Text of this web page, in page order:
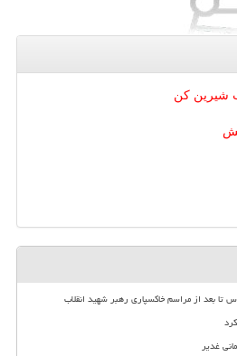
شیرین کن
تا بعد از مراسم خاکسپاری رهبر شهید انقلاب
غدیر